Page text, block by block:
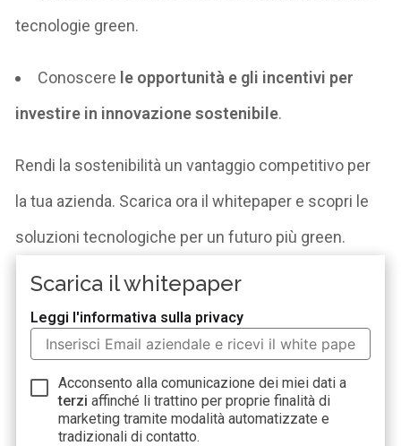
tecnologie green.
Conoscere le opportunità e gli incentivi per
investire in innovazione sostenibile.
Rendi la sostenibilità un vantaggio competitivo per
la tua azienda. Scarica ora ilwhitepaper e scopri le
soluzioni tecnologiche per un futuro più green.
Scarica il whitepaper
Leggi l'informativa sulla privacy
Acconsento alla comunicazione dei miei dati a
terzi affinché li trattino per proprie finalità di
marketing tramite modalità automatizzate e
tradizionali di contatto.